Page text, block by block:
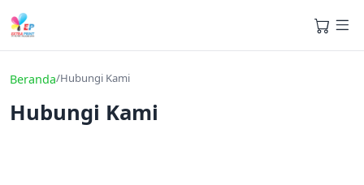
Beranda/Hubungi Kami
Hubungi Kami